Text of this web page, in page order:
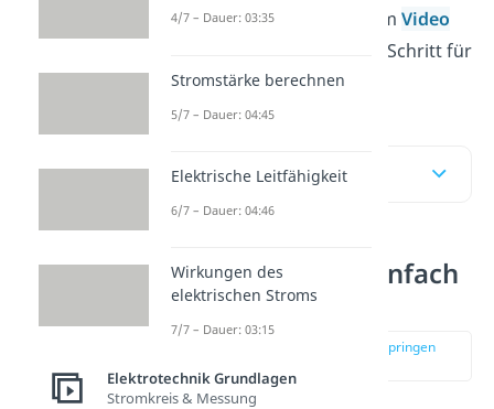
diesem Beitrag. In unserem Video
dazu erklären wir dir alles Schritt für
Schritt.
Inhaltsübersicht
PNP Transistor einfach
erklärt
zur Stelle im Video springen
4/7 – Dauer: 03:35
Stromstärke berechnen
5/7 – Dauer: 04:45
Elektrische Leitfähigkeit
6/7 – Dauer: 04:46
Wirkungen des
elektrischen Stroms
7/7 – Dauer: 03:15
Elektrotechnik Grundlagen
Stromkreis & Messung